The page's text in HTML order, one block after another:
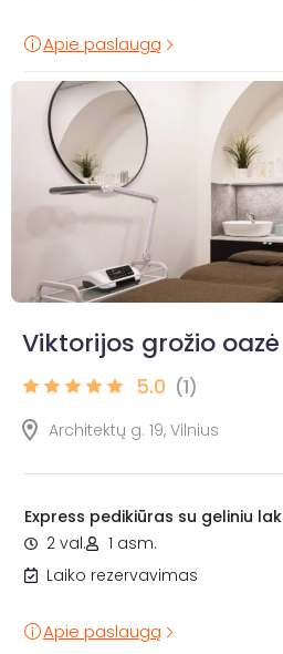
Apie paslaugą
Viktorijos grožio oazė
5.0 (1)
Architektų g. 19, Vilnius
Express pedikiūras su geliniu
2 val.
1 asm.
Laiko rezervavimas
Apie paslaugą